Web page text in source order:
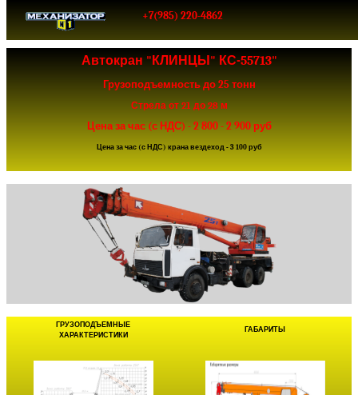
+7(985) 220-4862
Автокран "КЛИНЦЫ" КС-55713"
Грузоподъемность до 25 тонн
Стрела от 21 до 28 м
Цена за час (с НДС) - 2 800 - 2 900 руб
Цена за час (с НДС) крана вездеход - 3 100 руб
ГРУЗОПОДЪЕМНЫЕ
ХАРАКТЕРИСТИКИ
ГАБАРИТЫ